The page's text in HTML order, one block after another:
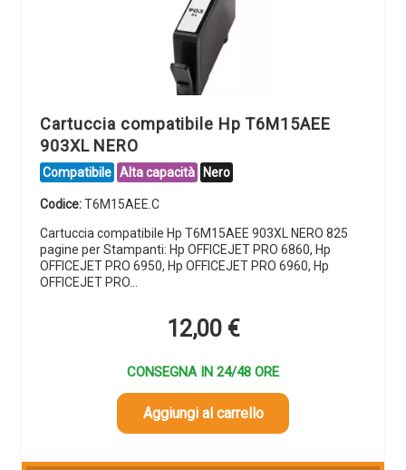
Cartuccia compatibile Hp T6M15AEE
903XL NERO
Compatibile Alta capacità Nero
Codice:T6M15AEE.C
Cartuccia compatibile Hp T6M15AEE 903XL NERO 825
pagine per Stampanti: Hp OFFICEJET PRO 6860, Hp
OFFICEJET PRO 6950, Hp OFFICEJET PRO 6960, Hp
OFFICEJET PRO…
12,00 €
CONSEGNA IN 24/48 ORE
Aggiungi al carrello